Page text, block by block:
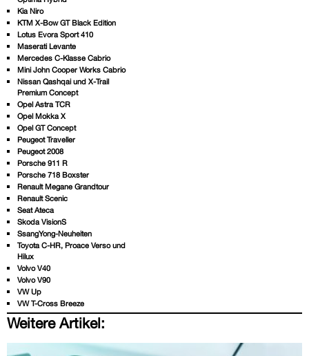
Kia Niro
KTM X-Bow GT Black Edition
Lotus Evora Sport 410
Maserati Levante
Mercedes C-Klasse Cabrio
Mini John Cooper Works Cabrio
Nissan Qashqai und X-Trail
Premium Concept
Opel Astra TCR
Opel Mokka X
Opel GT Concept
Peugeot Traveller
Peugeot 2008
Porsche 911 R
Porsche 718 Boxster
Renault Megane Grandtour
Renault Scenic
Seat Ateca
Skoda VisionS
SsangYong-Neuheiten
Toyota C-HR, Proace Verso und
Hilux
Volvo V40
Volvo V90
VW Up
VW T-Cross Breeze
Weitere Artikel: